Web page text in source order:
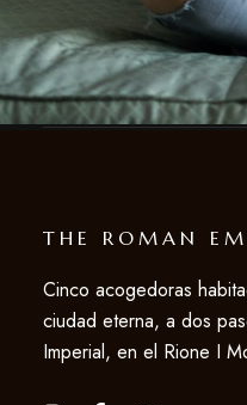
THE ROMAN
Cinco acogedoras
ciudad eterna, a dos
Imperial, en el Rione I